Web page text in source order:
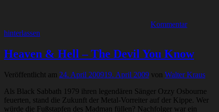
Kommentar
hinterlassen
Heaven & Hell – The Devil You Know
Veröffentlicht am 24. April 200919. April 2009 von Walter Kraus
Als Black Sabbath 1979 ihren legendären Sänger Ozzy Osbourne
feuerten, stand die Zukunft der Metal-Vorreiter auf der Kippe. Wer
würde die Fußstapfen des Madman füllen? Nachfolger war ein